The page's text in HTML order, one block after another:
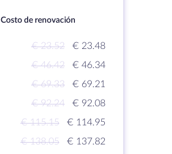
Costo de renovación
€ 23.52
€ 23.48
€ 46.42
€ 46.34
€ 69.33
€ 69.21
€ 92.24
€ 92.08
€ 115.15
€ 114.95
€ 138.05
€ 137.82